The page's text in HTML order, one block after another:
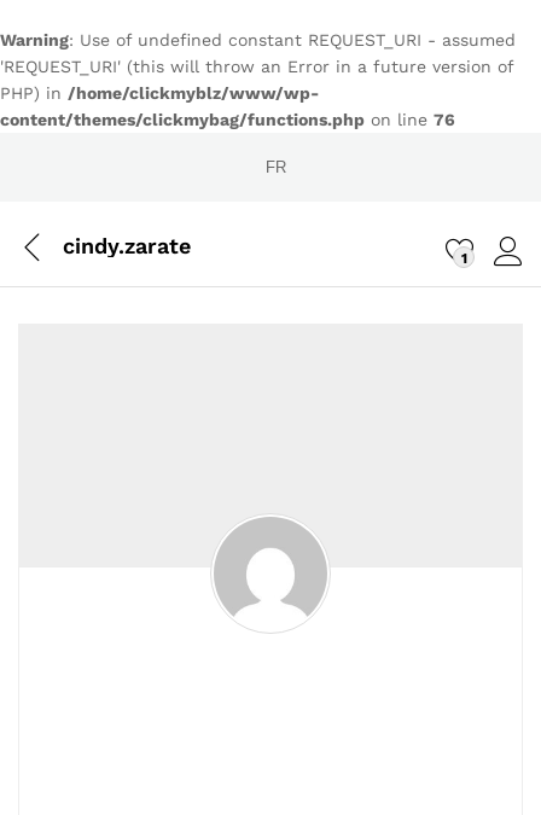
Warning: Use of undefined constant REQUEST_URI - assumed
'REQUEST_URI' (this will throw an Error in a future version of
PHP) in /home/clickmyblz/www/wp-
content/themes/clickmybag/functions.php on line 76
FR
cindy.zarate 1